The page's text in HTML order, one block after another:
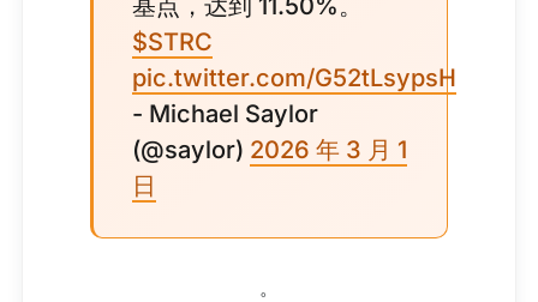
基点，达到 11.50%。
$STRC
pic.twitter.com/G52tLsypsH
- Michael Saylor
(@saylor) 2026 年 3 月 1
日
。